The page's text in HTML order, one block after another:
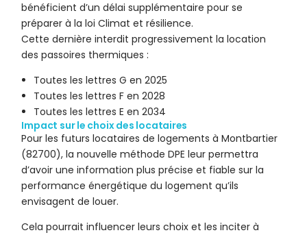
bénéficient d’un délai supplémentaire pour se
préparer à la loi Climat et résilience.
Cette dernière interdit progressivement la location
des passoires thermiques :
Toutes les lettres G en 2025
Toutes les lettres F en 2028
Toutes les lettres E en 2034
Impact sur le choix des locataires
Pour les futurs locataires de logements à Montbartier
(82700), la nouvelle méthode DPE leur permettra
d’avoir une information plus précise et fiable sur la
performance énergétique du logement qu’ils
envisagent de louer.
Cela pourrait influencer leurs choix et les inciter à